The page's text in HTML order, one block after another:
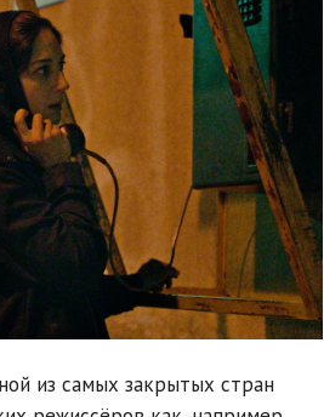
из самых закрытых стран